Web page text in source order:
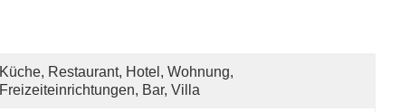
Küche, Restaurant, Hotel, Wohnung,
Freizeiteinrichtungen, Bar, Villa